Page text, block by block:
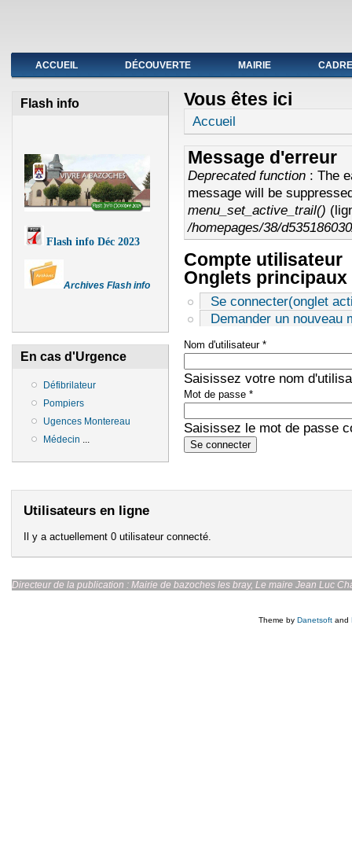
Fermeture de l'agence postale du 19 au avril
ACCUEIL DÉCOUVERTE MAIRIE
Flash info
Flash info Déc 2023
Archives Flash info
En cas d'Urgence
Défibrilateur
Pompiers
Ugences Montereau
Médecin ...
Vous êtes ici
Accueil
Message d'erreur
Deprecated function: The
message will be
menu_set_active_trail()
/homepages/38/
Compte utilisateur
Onglets principaux
Se connecter(onglet
Demander un nouveau
Nom d'utilisateur *
Saisissez votre nom
Mot de passe *
Saisissez le mot de passe
Utilisateurs en ligne
Il y a actuellement 0 utilisateur connecté.
Directeur de la publication : Mairie de bazoches les
Theme by Danetsoft and